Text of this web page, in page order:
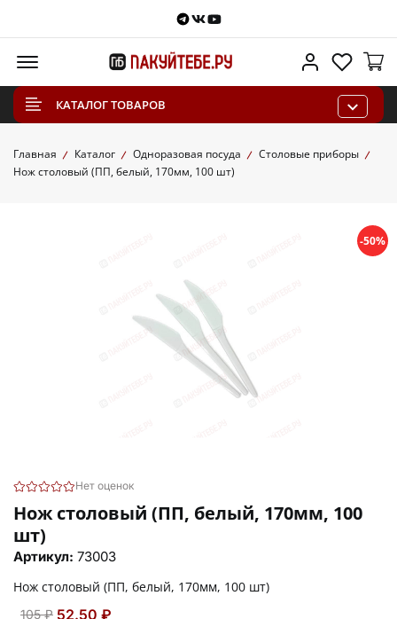
Telegram
VKontakte
Youtube
Личный
КАТАЛОГ ТОВАРОВ
Главная Каталог Одноразовая посуда
Столовые приборы
Нож столовый (ПП, белый, 170мм, 100 шт)
-50%
Нет оценок
Нож столовый (ПП, белый, 170мм, 100
шт)
Артикул: 73003
Нож столовый (ПП, белый, 170мм, 100 шт)
105 ₽ 52.50 ₽